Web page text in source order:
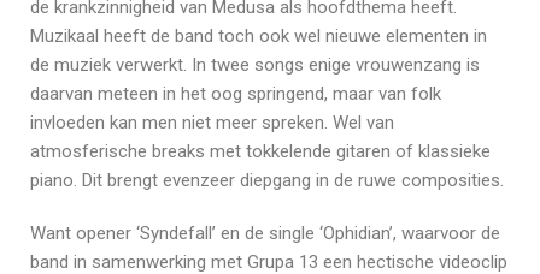
de krankzinnigheid van Medusa als hoofdthema heeft.
Muzikaal heeft de band toch ook wel nieuwe elementen in
de muziek verwerkt. In twee songs enige vrouwenzang is
daarvan meteen in het oog springend, maar van folk
invloeden kan men niet meer spreken. Wel van
atmosferische breaks met tokkelende gitaren of klassieke
piano. Dit brengt evenzeer diepgang in de ruwe composities.
Want opener ‘Syndefall’ en de single ‘Ophidian’, waarvoor de
band in samenwerking met Grupa 13 een hectische videoclip